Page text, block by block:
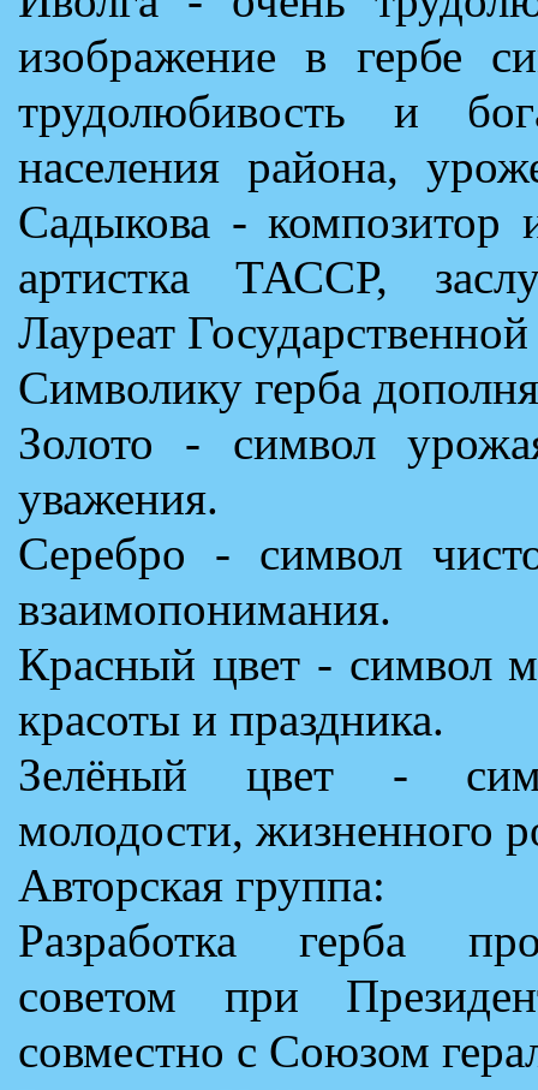
изображение в гербе
трудолюбивость и
населения района,
Садыкова - композитор
артистка ТАССР,
Лауреат
Символику герба
Золото - символ
уважения.
Серебро - символ
взаимопонимания.
Красный цвет - символ
красоты и праздника.
Зелёный цвет -
молодости, жизненного
Авторская группа:
Разработка герба
советом при
совместно с Союзом